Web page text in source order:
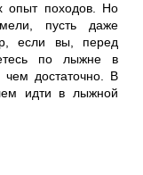
походов. Но
пусть даже
если вы, перед
по лыжне в
достаточно. В
идти в лыжной